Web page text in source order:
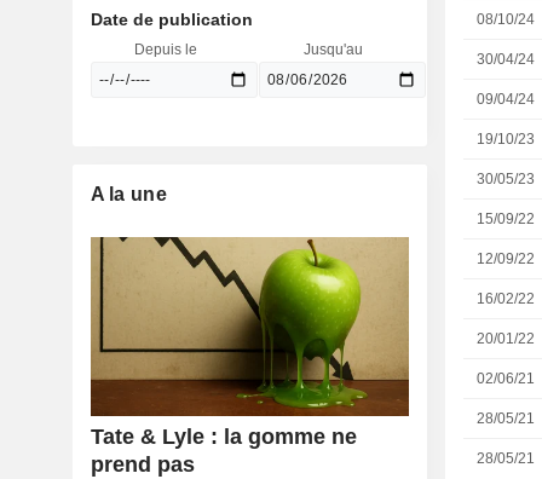
08/10/24
30/04/24
09/04/24
19/10/23
30/05/23
15/09/22
12/09/22
16/02/22
20/01/22
02/06/21
28/05/21
28/05/21
Date de publication
Depuis le Jusqu'au
A la une
Tate & Lyle : la gomme ne
prend pas